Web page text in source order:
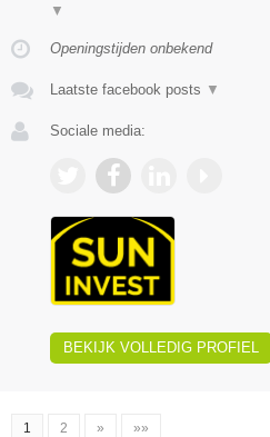
▼
Openingstijden onbekend
Laatste facebook posts ▼
Sociale media:
BEKIJK VOLLEDIG PROFIEL
1 2 » »»